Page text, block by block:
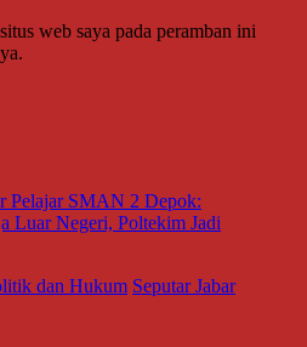
web saya pada peramban ini
dan Hukum Seputar Jabar